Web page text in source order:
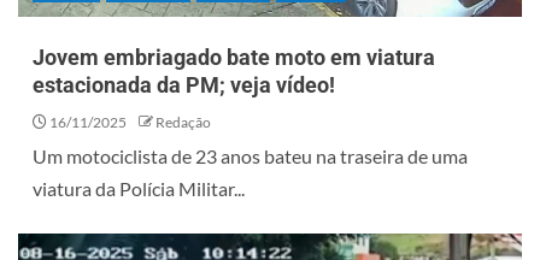
Jovem embriagado bate moto em viatura
estacionada da PM; veja vídeo!
16/11/2025 Redação
Um motociclista de 23 anos bateu na traseira de uma
viatura da Polícia Militar...